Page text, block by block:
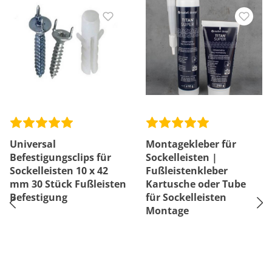
Universal
Befestigungsclips für
Sockelleisten 10 x 42
mm 30 Stück Fußleisten
Befestigung
Montagekleber für
Sockelleisten |
Fußleistenkleber
Kartusche oder Tube
für Sockelleisten
Montage